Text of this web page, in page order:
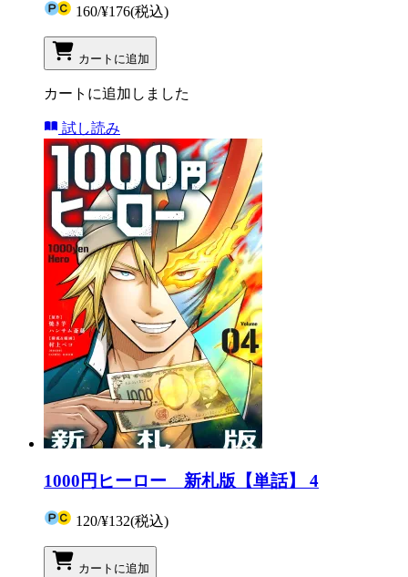
160/¥176(税込)
カートに追加
カートに追加しました
試し読み
1000円ヒーロー 新札版【単話】 4
120/¥132(税込)
カートに追加